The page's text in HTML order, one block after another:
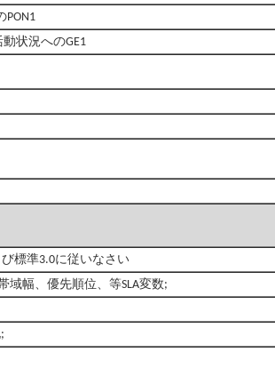
PON1
状況へのGE1
標準3.0に従いなさい
幅、優先順位、等SLA変数;